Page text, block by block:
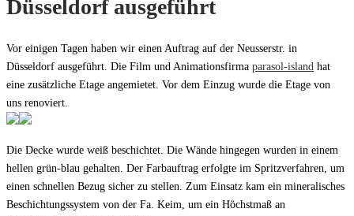
Düsseldorf ausgeführt
Vor einigen Tagen haben wir einen Auftrag auf der Neusserstr. in
Düsseldorf ausgeführt. Die Film und Animationsfirma parasol-island hat
eine zusätzliche Etage angemietet. Vor dem Einzug wurde die Etage von
uns renoviert.
Die Decke wurde weiß beschichtet. Die Wände hingegen wurden in einem
hellen grün-blau gehalten. Der Farbauftrag erfolgte im Spritzverfahren, um
einen schnellen Bezug sicher zu stellen. Zum Einsatz kam ein mineralisches
Beschichtungssystem von der Fa. Keim, um ein Höchstmaß an